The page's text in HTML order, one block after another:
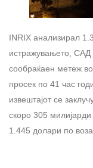
INRIX анализирал
истражувањето, САД
сообраќаен метеж
просек по 41 час
извештајот се
скоро 305
1.445 долари по